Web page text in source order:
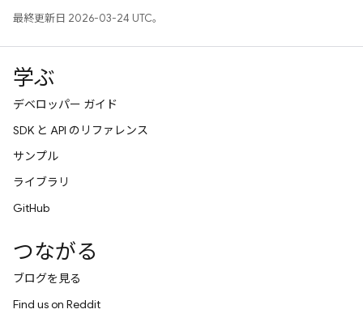
最終更新日 2026-03-24 UTC。
学ぶ
デベロッパー ガイド
SDK と API のリファレンス
サンプル
ライブラリ
GitHub
つながる
ブログを見る
Find us on Reddit